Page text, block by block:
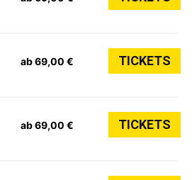
ab 69,00 € TICKETS
ab 69,00 € TICKETS